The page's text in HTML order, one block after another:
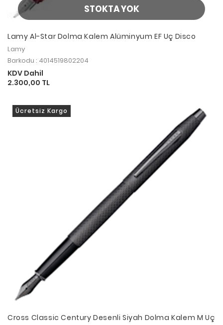
STOKTA YOK
Lamy Al-Star Dolma Kalem Alüminyum EF Uç Disco
Lamy
Barkodu : 4014519802204
KDV Dahil
2.300,00 TL
Ücretsiz Kargo
Cross Classic Century Desenli Siyah Dolma Kalem M Uç